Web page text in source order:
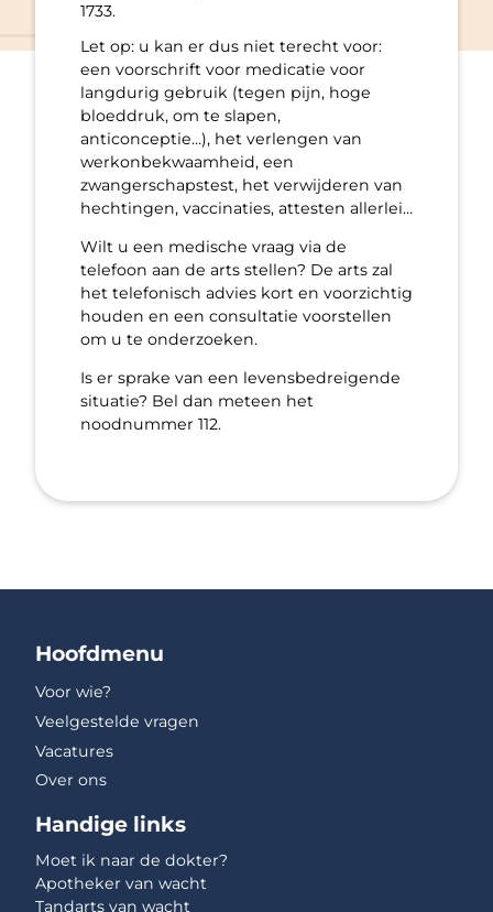
1733.
Let op: u kan er dus niet terecht voor:
een voorschrift voor medicatie voor
langdurig gebruik (tegen pijn, hoge
bloeddruk, om te slapen,
anticonceptie…), het verlengen van
werkonbekwaamheid, een
zwangerschapstest, het verwijderen van
hechtingen, vaccinaties, attesten allerlei…
Wilt u een medische vraag via de
telefoon aan de arts stellen? De arts zal
het telefonisch advies kort en voorzichtig
houden en een consultatie voorstellen
om u te onderzoeken.
Is er sprake van een levensbedreigende
situatie? Bel dan meteen het
noodnummer 112.
Hoofdmenu
Voor wie?
Veelgestelde vragen
Vacatures
Over ons
Handige links
Moet ik naar de dokter?
Apotheker van wacht
Tandarts van wacht